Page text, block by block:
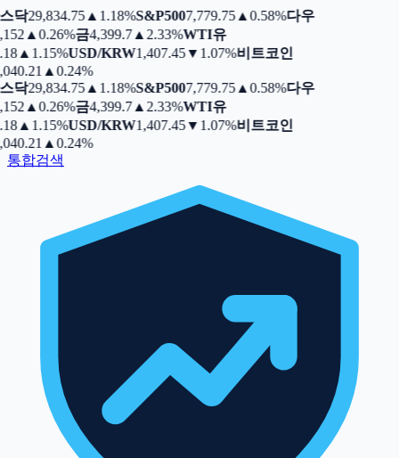
닥29,834.75▲ 1.18%S&P5007,779.75▲0.58%다우
▲0.26%금4,399.7▲ 2.33%WTI유
▲ 1.15%USD/KRW1,407.45▼1.07%비트코인
▲0.24%
닥29,834.75▲ 1.18%S&P5007,779.75▲0.58%다우
▲0.26%금4,399.7▲ 2.33%WTI유
▲ 1.15%USD/KRW1,407.45▼1.07%비트코인
▲0.24%
통합검색